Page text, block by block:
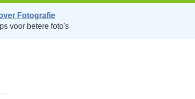
Fotografie
voor betere foto's